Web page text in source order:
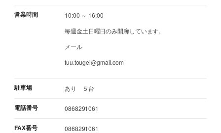
営業時間
10:00 ～ 16:00
毎週金土日曜日のみ開廊しています。
メール
fuu.tougei@gmail.com
駐車場 あり ５台
電話番号 0868291061
FAX番号 0868291061